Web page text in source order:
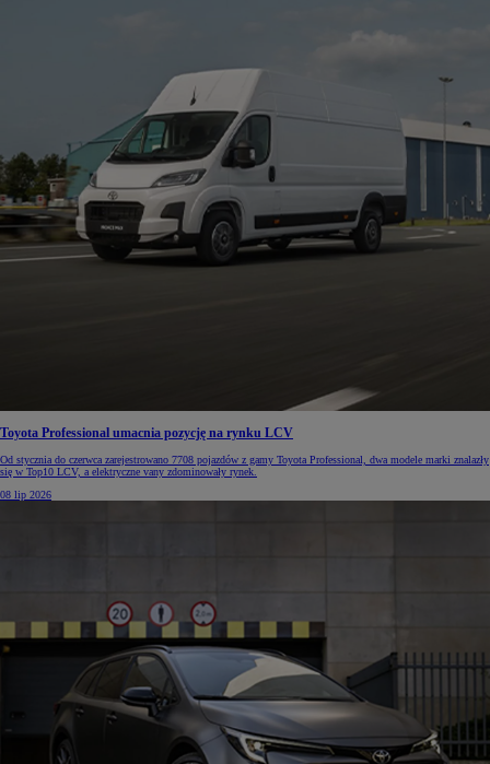
Toyota Professional umacnia pozycję na rynku LCV
Od stycznia do czerwca zarejestrowano 7708 pojazdów z gamy Toyota Professional, dwa modele marki znalazły
się w Top10 LCV, a elektryczne vany zdominowały rynek.
08 lip 2026